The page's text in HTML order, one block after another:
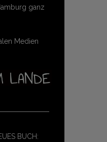
ganz
Medien
BUCH: